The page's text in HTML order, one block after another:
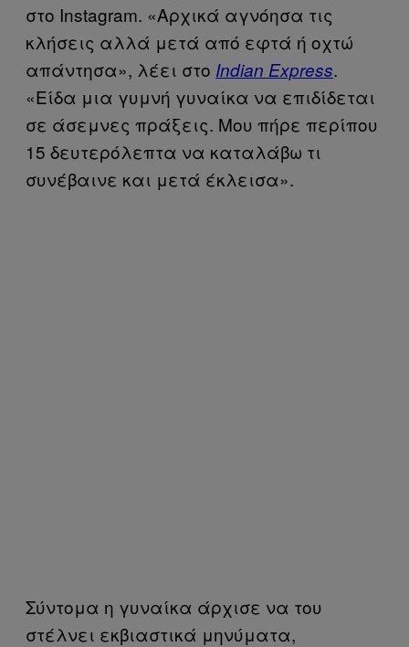
στο Instagram. «Αρχικά αγνόησα τις
κλήσεις αλλά μετά από εφτά ή οχτώ
απάντησα», λέει στο Indian Express.
«Είδα μια γυμνή γυναίκα να επιδίδεται
σε άσεμνες πράξεις. Μου πήρε περίπου
15 δευτερόλεπτα να καταλάβω τι
συνέβαινε και μετά έκλεισα».
Σύντομα η γυναίκα άρχισε να του
στέλνει εκβιαστικά μηνύματα,